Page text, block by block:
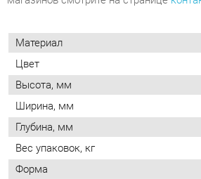
Высота, мм
Глубина, мм
Вес упаковок, кг
Форма
Мягкая спинка
Упор для ног
Возможность регулировать глубину
сиденья